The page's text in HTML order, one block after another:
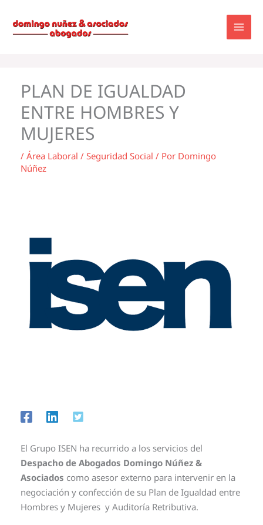
contenido
PLAN DE IGUALDAD
ENTRE HOMBRES Y
MUJERES
/ Área Laboral / Seguridad Social / Por Domingo
Núñez
El Grupo ISEN ha recurrido a los servicios del
Despacho de Abogados Domingo Núñez &
Asociados como asesor externo para intervenir en la
negociación y confección de su Plan de Igualdad entre
Hombres y Mujeres y Auditoría Retributiva.